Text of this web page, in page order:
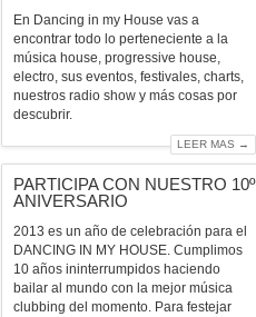
En Dancing in my House vas a
encontrar todo lo perteneciente a la
música house, progressive house,
electro, sus eventos, festivales, charts,
nuestros radio show y más cosas por
descubrir.
LEER MAS →
PARTICIPA CON NUESTRO 10º
ANIVERSARIO
2013 es un año de celebración para el
DANCING IN MY HOUSE. Cumplimos
10 años ininterrumpidos haciendo
bailar al mundo con la mejor música
clubbing del momento. Para festejar